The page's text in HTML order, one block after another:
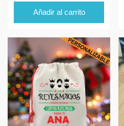
Añadir al carrito